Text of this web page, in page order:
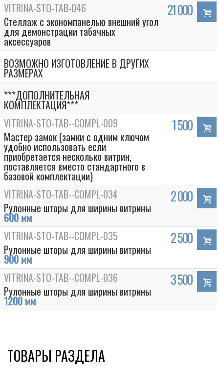
VITRINA-STO-TAB-046
Стеллаж с экономпанелью внешний угол
для демонстрации табачных
аксессуаров
21 000
ВОЗМОЖНО ИЗГОТОВЛЕНИЕ В ДРУГИХ
РАЗМЕРАХ
***ДОПОЛНИТЕЛЬНАЯ
КОМПЛЕКТАЦИЯ***
VITRINA-STO-TAB--COMPL-009
Мастер замок (замки с одним ключом
удобно использовать если
приобретается несколько витрин,
поставляется вместо стандартного в
базовой комплектации)
1 500
VITRINA-STO-TAB--COMPL-034
Рулонные шторы для ширины витрины
600 мм
2 000
VITRINA-STO-TAB--COMPL-035
Рулонные шторы для ширины витрины
900 мм
2 500
VITRINA-STO-TAB--COMPL-036
Рулонные шторы для ширины витрины
1200 мм
3 500
ТОВАРЫ РАЗДЕЛА